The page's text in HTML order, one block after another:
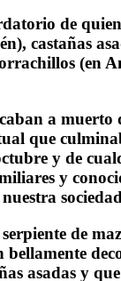
de
castañas
a
que
y de
y
de
asadas y